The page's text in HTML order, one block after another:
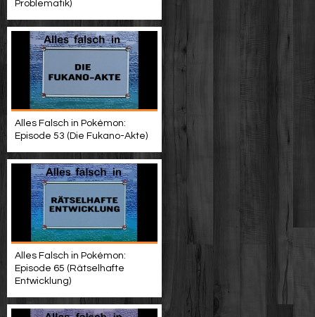
Problematik)
Alles Falsch in Pokémon:
Episode 53 (Die Fukano-Akte)
Alles Falsch in Pokémon:
Episode 65 (Rätselhafte
Entwicklung)